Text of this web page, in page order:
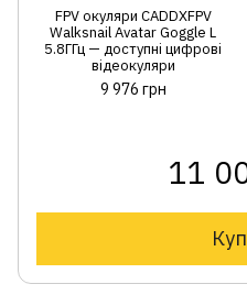
FPV окуляри CADDXFPV
Walksnail Avatar Goggle L
5.8ГГц — доступні цифрові
відеокуляри
9 976 грн
11